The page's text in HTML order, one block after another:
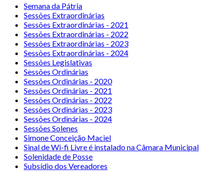
Semana da Pátria
Sessões Extraordinárias
Sessões Extraordinárias - 2021
Sessões Extraordinárias - 2022
Sessões Extraordinárias - 2023
Sessões Extraordinárias - 2024
Sessões Legislativas
Sessões Ordinárias
Sessões Ordinárias - 2020
Sessões Ordinárias - 2021
Sessões Ordinárias - 2022
Sessões Ordinárias - 2023
Sessões Ordinárias - 2024
Sessões Solenes
Simone Conceição Maciel
Sinal de Wi-fi Livre é instalado na Câmara Municipal
Solenidade de Posse
Subsídio dos Vereadores